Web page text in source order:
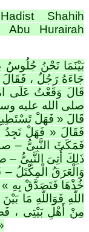
Shahih
Abu Hurairah
بَيْنَمَا نَحْنُ جُلُوسٌ
جَاءَهُ رَجُلٌ ،
قَالَ وَقَعْتُ عَلَى
صلى الله عليه
قَالَ « فَهَلْ
فَقَالَ « فَهَلْ تَجِدُ
فَمَكَثَ النَّبِىُّ –
ذَلِكَ أُتِىَ النَّبِىُّ –
وَالْعَرَقُ الْمِكْتَلُ
خُذْهَا فَتَصَدَّقْ بِهِ
اللَّهِ فَوَاللَّهِ مَا
مِنْ أَهْلِ بَيْتِى ،
حَتَّى بَدَتْ